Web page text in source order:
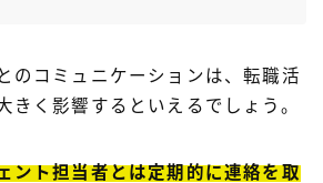
のコミュニケーションは、転職活
きく影響するといえるでしょう。
ント担当者とは定期的に連絡を取